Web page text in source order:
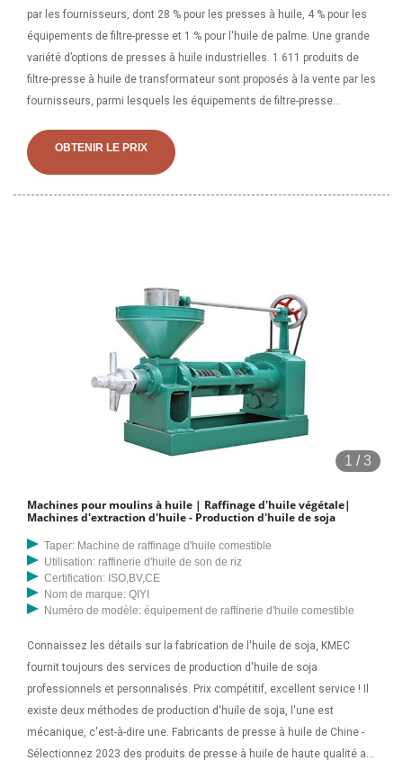
par les fournisseurs, dont 28 % pour les presses à huile, 4 % pour les
équipements de filtre-presse et 1 % pour l'huile de palme. Une grande
variété d’options de presses à huile industrielles. 1 611 produits de
filtre-presse à huile de transformateur sont proposés à la vente par les
fournisseurs, parmi lesquels les équipements de filtre-presse
de transformateur s'offre à vous comme des nouveau.
OBTENIR LE PRIX
1 /3
Machines pour moulins à huile | Raffinage d'huile végétale|
Machines d'extraction d'huile - Production d'huile de soja
Taper: Machine de raffinage d'huile comestible
Utilisation: raffinerie d'huile de son de riz
Certification: ISO,BV,CE
Nom de marque: QIYI
Numéro de modèle: équipement de raffinerie d'huile comestible
Connaissez les détails sur la fabrication de l'huile de soja, KMEC
fournit toujours des services de production d'huile de soja
professionnels et personnalisés. Prix compétitif, excellent service ! Il
existe deux méthodes de production d'huile de soja, l'une est
mécanique, c'est-à-dire une. Fabricants de presse à huile de Chine -
Sélectionnez 2023 des produits de presse à huile de haute qualité au